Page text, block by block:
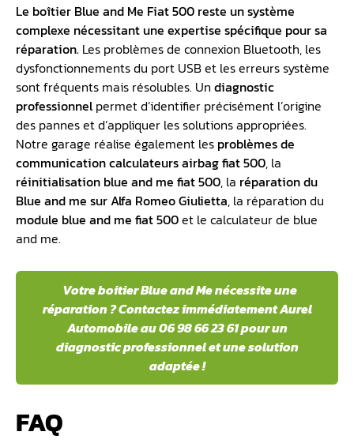
Le boîtier Blue and Me Fiat 500 reste un système
complexe nécessitant une expertise spécifique pour sa
réparation. Les problèmes de connexion Bluetooth, les
dysfonctionnements du port USB et les erreurs système
sont fréquents mais résolubles. Un diagnostic
professionnelpermet d’identifier précisément l’origine
des pannes et d’appliquer les solutions appropriées.
Notre garage réalise également les problèmes de
communication calculateurs airbag fiat 500, la
réinitialisation blue and me fiat 500, la réparation du
Blue and me sur Alfa Romeo Giulietta, la réparation du
module blue and me fiat 500et le calculateur de blue
and me.
Votre boitier Blue and Me nécessite une
réparation ? Contactez immédiatement Aurel
Automobile au 06 98 66 23 61 pour un
diagnostic professionnel et une solution
adaptée !
FAQ